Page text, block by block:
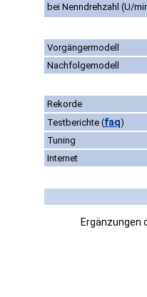
bei Nenndrehzahl (U/
Vorgängermodell
Nachfolgemodell
Rekorde
Testberichte (faq)
Tuning
Internet
Ergänzungen